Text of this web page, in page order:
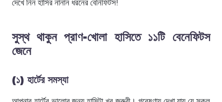
দেখে নিন হাসির নানান ধরনের বেনিফিটস!
সুস্থ থাকুন প্রাণ-খোলা হাসিতে ১১টি বেনেফিটস
জেনে
(১) হার্টের সমস্যা